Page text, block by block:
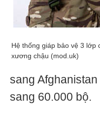
Hệ thống giáp bảo vệ 3 lớp
xương chậu (mod.uk)
sang
sang 60.000 bộ.